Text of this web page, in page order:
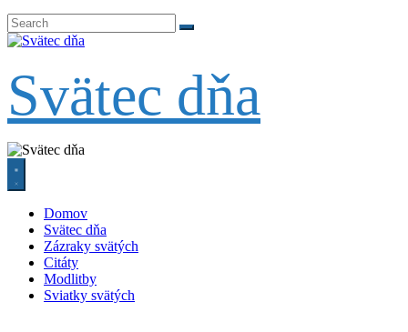
Svätec dňa
Domov
Svätec dňa
Zázraky svätých
Citáty
Modlitby
Sviatky svätých